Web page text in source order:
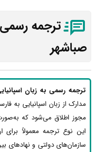
ترجمه رسمی
صباشهر
ترجمه رسمی به زبان
مدارک از زبان اسپانیایی به
مجوز اطلاق می‌شود که
این نوع ترجمه معمولاً برای
سازمان‌های دولتی و نهادهای